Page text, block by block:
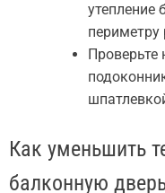
утепление
Проверьте
Как уменьшить
балконную